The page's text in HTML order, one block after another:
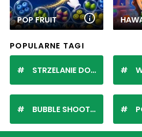
POP FRUIT
POPULARNE TAGI
STRZELANIE DO KULEK
BUBBLE SHOOTER